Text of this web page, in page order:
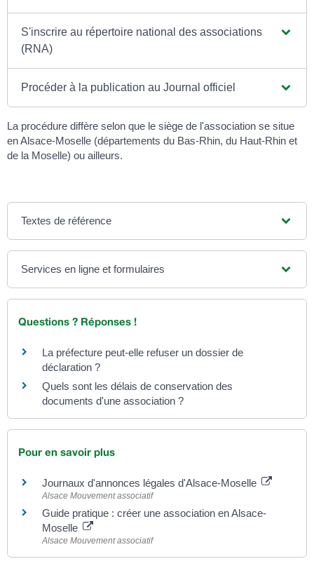
S'inscrire au répertoire national des associations
(RNA)
Procéder à la publication au Journal officiel
La procédure diffère selon que le siège de l'association se situe
en Alsace-Moselle (départements du Bas-Rhin, du Haut-Rhin et
de la Moselle) ou ailleurs.
Textes de référence
Services en ligne et formulaires
Questions ? Réponses !
La préfecture peut-elle refuser un dossier de
déclaration ?
Quels sont les délais de conservation des
documents d'une association ?
Pour en savoir plus
Journaux d'annonces légales d'Alsace-Moselle
Alsace Mouvement associatif
Guide pratique : créer une association en Alsace-
Moselle
Alsace Mouvement associatif